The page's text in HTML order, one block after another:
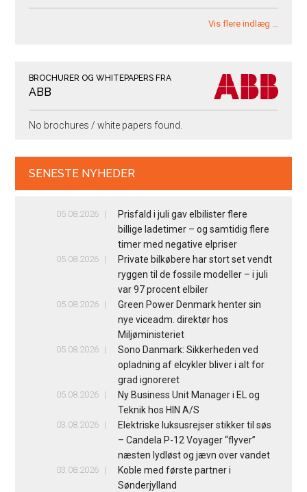
Vis flere indlæg …
BROCHURER OG WHITEPAPERS FRA
ABB
No brochures / white papers found.
SENESTE NYHEDER
05.08.2026
Prisfald i juli gav elbilister flere
billige ladetimer – og samtidig flere
timer med negative elpriser
05.08.2026
Private bilkøbere har stort set vendt
ryggen til de fossile modeller – i juli
var 97 procent elbiler
05.08.2026
Green Power Denmark henter sin
nye viceadm. direktør hos
Miljøministeriet
05.08.2026
Sono Danmark: Sikkerheden ved
opladning af elcykler bliver i alt for
grad ignoreret
05.08.2026
Ny Business Unit Manager i EL og
Teknik hos HIN A/S
03.08.2026
Elektriske luksusrejser stikker til søs
– Candela P-12 Voyager “flyver”
næsten lydløst og jævn over vandet
03.08.2026
Koble med første partner i
Sønderjylland